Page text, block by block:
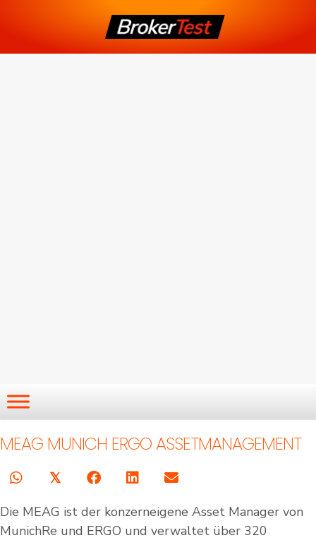
MEAG MUNICH ERGO ASSETMANAGEMENT
𝕏
Die MEAG ist der konzerneigene Asset Manager von
MunichRe und ERGO und verwaltet über 320